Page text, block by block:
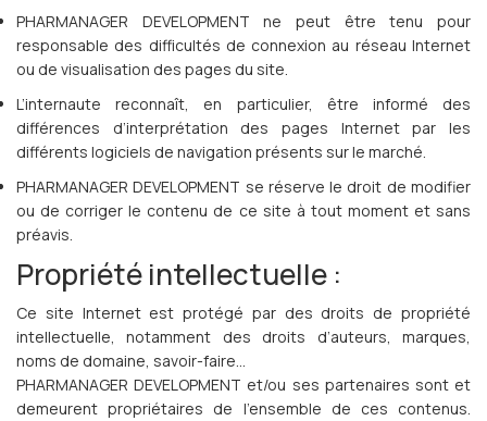
PHARMANAGER DEVELOPMENT ne peut être tenu pour
responsable des difficultés de connexion au réseau Internet
ou de visualisation des pages du site.
L’internaute reconnaît, en particulier, être informé des
différences d’interprétation des pages Internet par les
différents logiciels de navigation présents sur le marché.
PHARMANAGER DEVELOPMENT se réserve le droit de modifier
ou de corriger le contenu de ce site à tout moment et sans
préavis.
Propriété intellectuelle :
Ce site Internet est protégé par des droits de propriété
intellectuelle, notamment des droits d’auteurs, marques,
noms de domaine, savoir-faire…
PHARMANAGER DEVELOPMENT et/ou ses partenaires sont et
demeurent propriétaires de l’ensemble de ces contenus.